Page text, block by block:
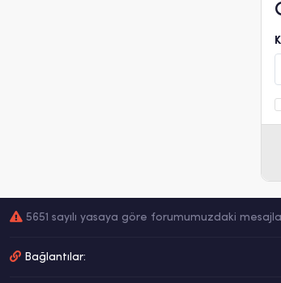
5651 sayılı yasaya göre forumumuzdaki
Bağlantılar: